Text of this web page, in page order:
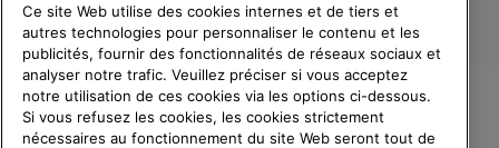
France
BIENVENUE CHEZ SOREL.
Ce site Web utilise des cookies internes et de tiers et
autres technologies pour personnaliser le contenu et les
publicités, fournir des fonctionnalités de réseaux sociaux et
analyser notre trafic. Veuillez préciser si vous acceptez
notre utilisation de ces cookies via les options ci-dessous.
Si vous refusez les cookies, les cookies strictement
nécessaires au fonctionnement du site Web seront tout de